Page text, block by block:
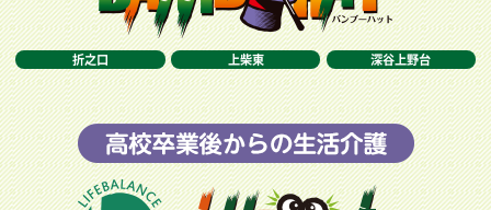
折之口 上柴東 深谷上野台